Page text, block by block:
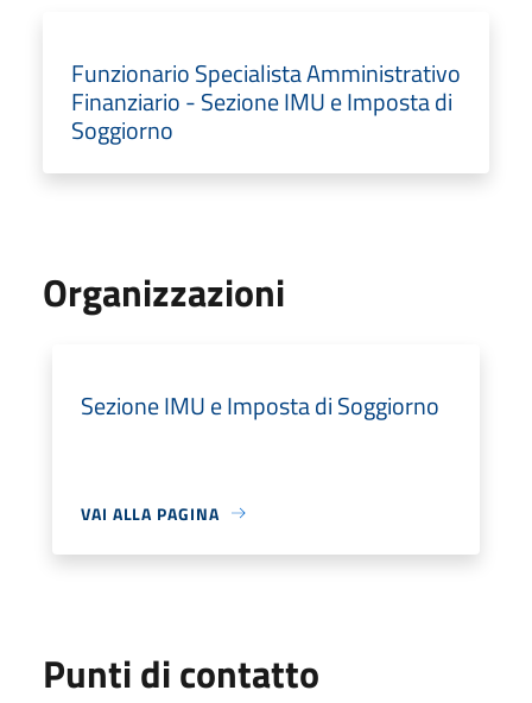
Funzionario Specialista Amministrativo
Finanziario - Sezione IMU e Imposta di
Soggiorno
Organizzazioni
Sezione IMU e Imposta di Soggiorno
VAI ALLA PAGINA
Punti di contatto